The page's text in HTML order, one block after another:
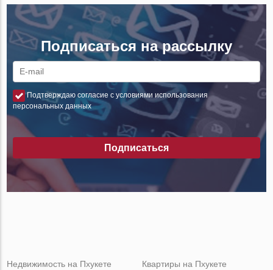
Подписаться на рассылку
Подтверждаю согласие с условиями использования
персональных данных
Подписаться
Недвижимость на Пхукете
Квартиры на Пхукете